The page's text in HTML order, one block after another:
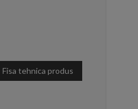
Fisa tehnica produs